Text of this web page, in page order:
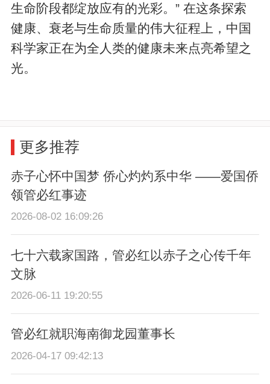
生命阶段都绽放应有的光彩。” 在这条探索
健康、衰老与生命质量的伟大征程上，中国
科学家正在为全人类的健康未来点亮希望之
光。
更多推荐
赤子心怀中国梦 侨心灼灼系中华 ——爱国侨
领管必红事迹
2026-08-02 16:09:26
七十六载家国路，管必红以赤子之心传千年
文脉
2026-06-11 19:20:55
管必红就职海南御龙园董事长
2026-04-17 09:42:13